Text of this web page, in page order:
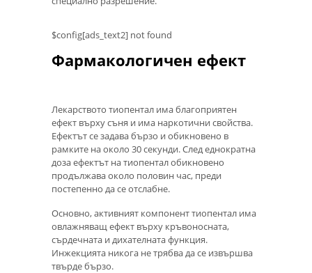
$config[ads_text2] not found
Фармакологичен ефект
Лекарството тиопентал има благоприятен
ефект върху съня и има наркотични свойства.
Ефектът се задава бързо и обикновено в
рамките на около 30 секунди. След еднократна
доза ефектът на тиопентал обикновено
продължава около половин час, преди
постепенно да се отслабне.
Основно, активният компонент тиопентал има
овлажняващ ефект върху кръвоносната,
сърдечната и дихателната функция.
Инжекцията никога не трябва да се извършва
твърде бързо.